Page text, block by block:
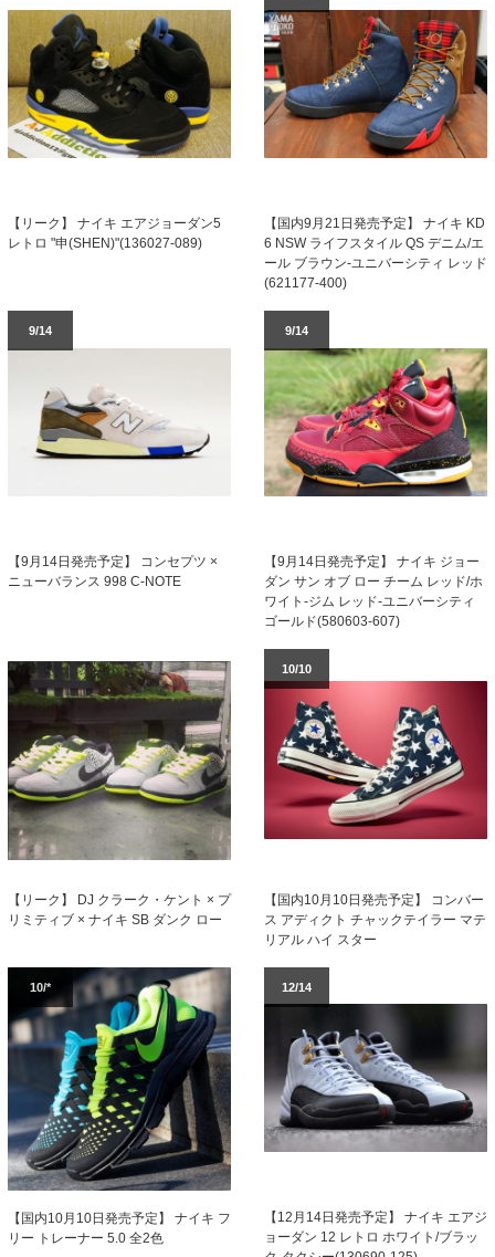
【リーク】 ナイキ エアジョーダン5
レトロ "申(SHEN)"(136027-089)
【国内9月21日発売予定】 ナイキ KD
6 NSW ライフスタイル QS デニム/エ
ール ブラウン-ユニバーシティ レッド
(621177-400)
9/14
【9月14日発売予定】 コンセプツ ×
ニューバランス 998 C-NOTE
9/14
【9月14日発売予定】 ナイキ ジョー
ダン サン オブ ロー チーム レッド/ホ
ワイト-ジム レッド-ユニバーシティ
ゴールド(580603-607)
【リーク】 DJ クラーク・ケント × プ
リミティブ × ナイキ SB ダンク ロー
10/10
【国内10月10日発売予定】 コンバー
ス アディクト チャックテイラー マテ
リアル ハイ スター
10/*
【国内10月10日発売予定】 ナイキ フ
リー トレーナー 5.0 全2色
12/14
【12月14日発売予定】 ナイキ エアジ
ョーダン 12 レトロ ホワイト/ブラッ